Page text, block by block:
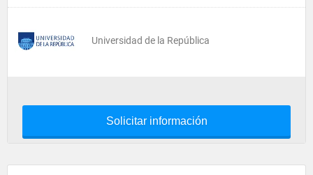
Universidad de la República
Solicitar información